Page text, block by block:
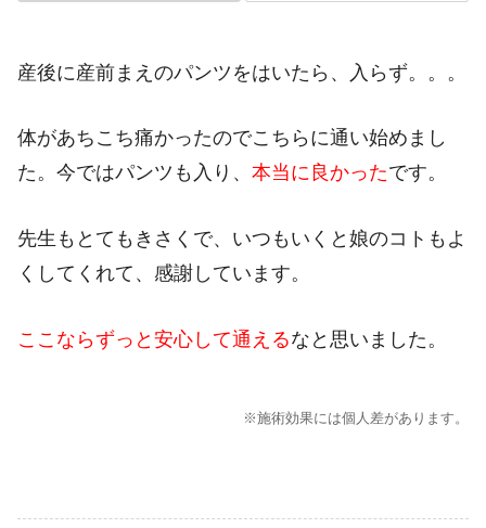
産後に産前まえのパンツをはいたら、入らず。。。
体があちこち痛かったのでこちらに通い始めまし
た。今ではパンツも入り、 本当に良かったです。
先生もとてもきさくで、いつもいくと娘のコトもよ
くしてくれて、感謝しています。
ここならずっと安心して通えるなと思いました。
※施術効果には個人差があります。